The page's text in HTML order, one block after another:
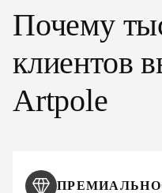
Почему
клиентов
Artpole